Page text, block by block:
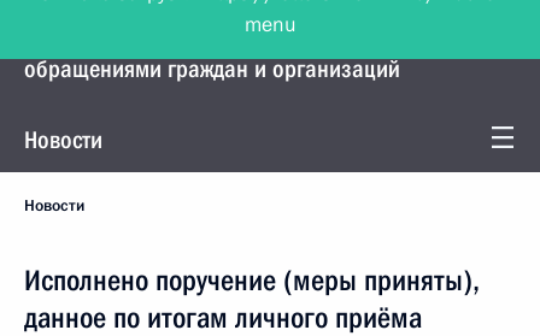
Управление Президента по работе с
обращениями граждан и организаций
Новости
Новости
Исполнено поручение (меры приняты),
данное по итогам личного приёма
menu